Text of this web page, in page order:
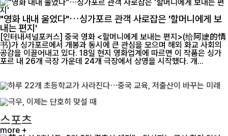
"영화 내내 울었다"…싱가포르 관객 사로잡은 '할머니에게 보
내는 편지'
[인터내셔널포커스] 중국 영화 <할머니에게 보내는 편지>(给阿嬷的情
书)가 싱가포르에서 개봉과 동시에 큰 관심을 모으며 해외 화교 사회의
공감을 이끌어내고 있다. 18일 현지 영화업계에 따르면 이 작품은 싱가
포르 내 26개 극장 가운데 24개 극장에서 상영을 시작했다. 개...
스포츠
more +